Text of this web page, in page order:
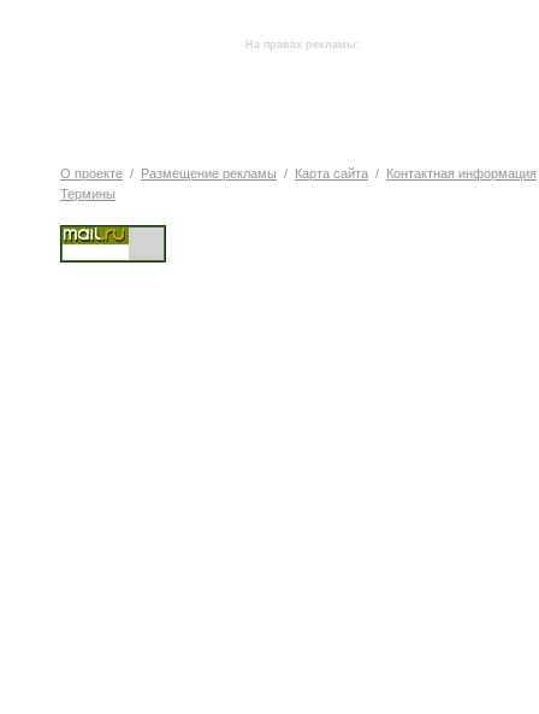
На правах рекламы:
О проекте / Размещение рекламы / Карта сайта / Контактная информация
Термины